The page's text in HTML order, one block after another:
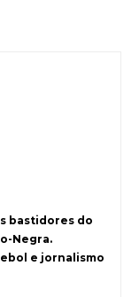
bastidores do
Negra.
e jornalismo